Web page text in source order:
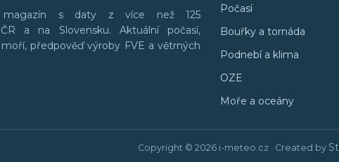
magazín s daty z více než 125
a na Slovensku. Aktuální počasí,
předpověď výroby FVE a větrných
Počasí
Bouřky a tornáda
Podnebí a klima
OZE
Moře a oceány
Copyright © 2026 i-meteo.cz · Created by